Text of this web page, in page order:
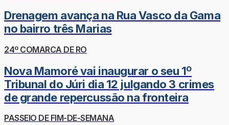
Drenagem avança na Rua Vasco da Gama
no bairro três Marias
24º COMARCA DE RO
Nova Mamoré vai inaugurar o seu 1º
Tribunal do Júri dia 12 julgando 3 crimes
de grande repercussão na fronteira
PASSEIO DE FIM-DE-SEMANA